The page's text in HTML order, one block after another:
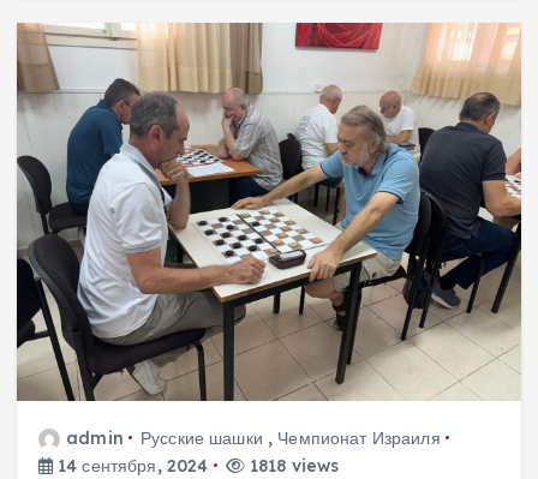
admin Русские шашки , Чемпионат Израиля
14 сентября, 2024
1818 views